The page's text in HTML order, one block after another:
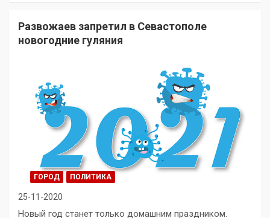
Развожаев запретил в Севастополе
новогодние гуляния
ГОРОД ПОЛИТИКА
25-11-2020
Новый год станет только домашним праздником.